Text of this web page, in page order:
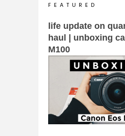
F E A T U R E D
life update on
haul | unboxing
M100